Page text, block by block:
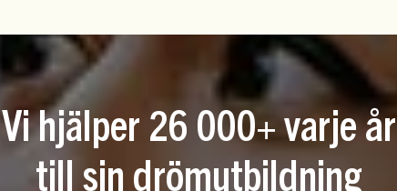
Vi hjälper 26 000+ varje år
till sin drömutbildning